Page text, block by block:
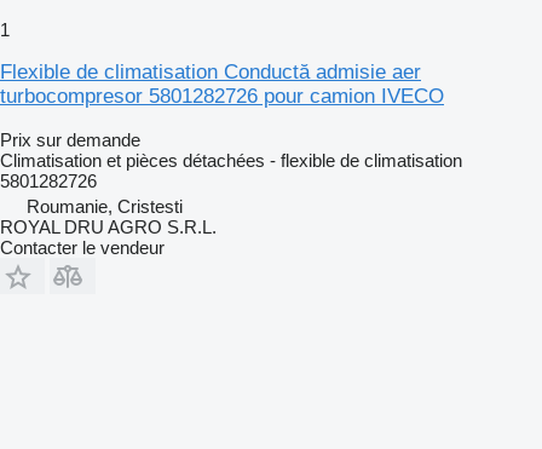
1
Flexible de climatisation Conductă admisie aer
turbocompresor 5801282726 pour camion IVECO
Prix sur demande
Climatisation et pièces détachées - flexible de climatisation
5801282726
Roumanie, Cristesti
ROYAL DRU AGRO S.R.L.
Contacter le vendeur